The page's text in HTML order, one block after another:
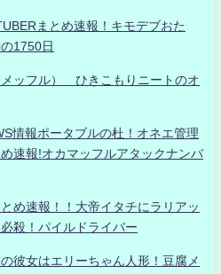
まとめ速報！キモデブおた
1750日
ッフル） ひきこもりニートのオ
情報ポータブルの杜！オネエ管理
速報!オカマッフルアタックナンバ
め速報！！大帝イタチにラリアッ
殺！パイルドライバー
彼女はエリーちゃん人形！豆腐メ